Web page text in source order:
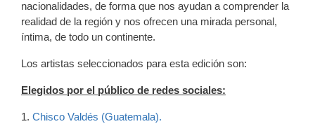
nacionalidades, de forma que nos ayudan a comprender la
realidad de la región y nos ofrecen una mirada personal,
íntima, de todo un continente.
Los artistas seleccionados para esta edición son:
Elegidos por el público de redes sociales:
1. Chisco Valdés (Guatemala).